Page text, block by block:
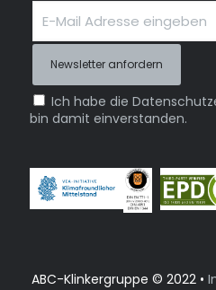
Ich habe die
bin damit einverstanden.
ABC-Klinkergruppe © 2022 •